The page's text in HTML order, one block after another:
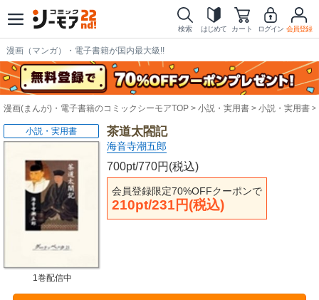
検索 はじめて カート ログイン 会員登録
漫画（マンガ）・電子書籍が国内最大級!!
漫画(まんが)・電子書籍のコミックシーモアTOP 小説・実用書 小説・実用書
茶道太閤記
海音寺潮五郎
700pt/770円(税込)
会員登録限定70%OFFクーポンで
210pt/231円(税込)
小説・実用書
1巻配信中